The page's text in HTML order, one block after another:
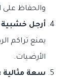
والحفاظ على
أرجل خشبية
يمنع تراكم
الأرضيات.
سعة مثالية :